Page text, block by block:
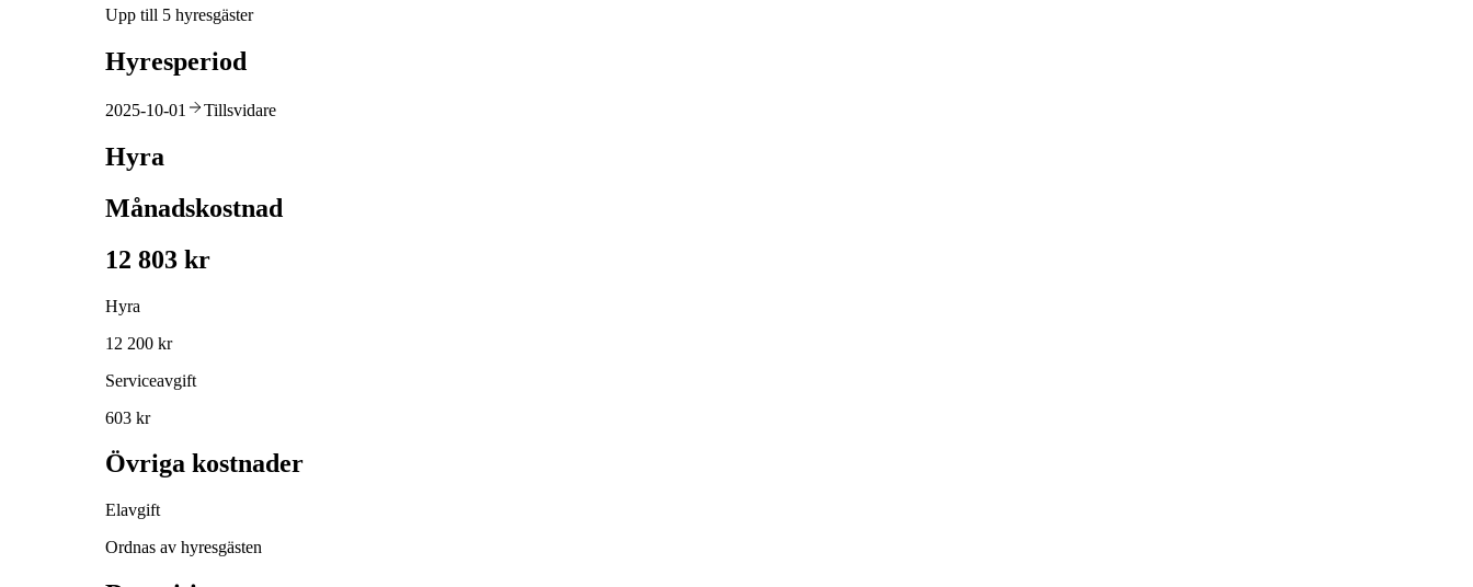
Upp till 5 hyresgäster
Hyresperiod
2025-10-01 Tillsvidare
Hyra
Månadskostnad
12 803 kr
Hyra
12 200 kr
Serviceavgift
603 kr
Övriga kostnader
Elavgift
Ordnas av hyresgästen